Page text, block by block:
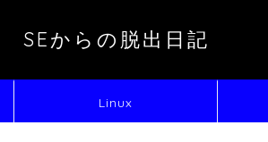
SEからの脱出日記
Linux